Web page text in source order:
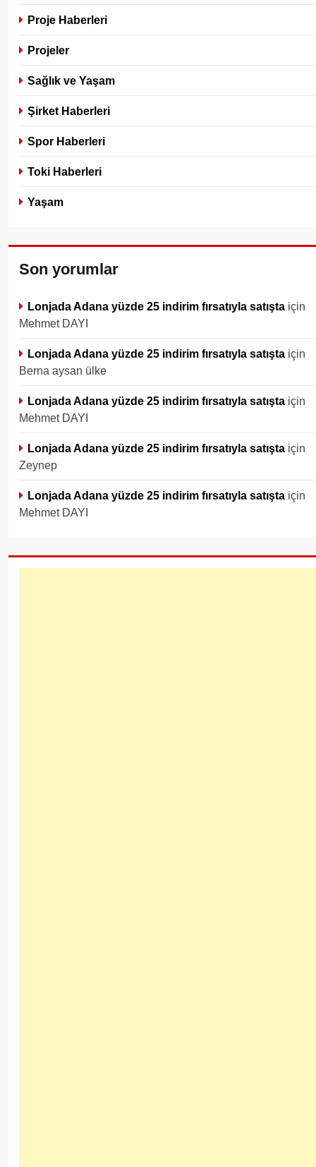
Proje Haberleri
Projeler
Sağlık ve Yaşam
Şirket Haberleri
Spor Haberleri
Toki Haberleri
Yaşam
Son yorumlar
Lonjada Adana yüzde 25 indirim fırsatıyla satışta için
Mehmet DAYI
Lonjada Adana yüzde 25 indirim fırsatıyla satışta için
Berna aysan ülke
Lonjada Adana yüzde 25 indirim fırsatıyla satışta için
Mehmet DAYI
Lonjada Adana yüzde 25 indirim fırsatıyla satışta için
Zeynep
Lonjada Adana yüzde 25 indirim fırsatıyla satışta için
Mehmet DAYI